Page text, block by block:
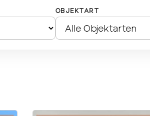
OBJEKTART